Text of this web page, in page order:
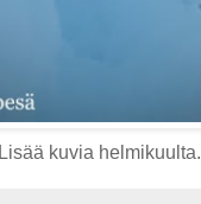
Lisää kuvia helmikuulta.